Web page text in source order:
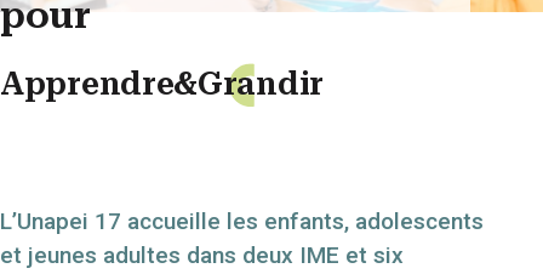
pour
Apprendre&Grandir
L’Unapei 17 accueille les enfants, adolescents
et jeunes adultes dans deux IME et six